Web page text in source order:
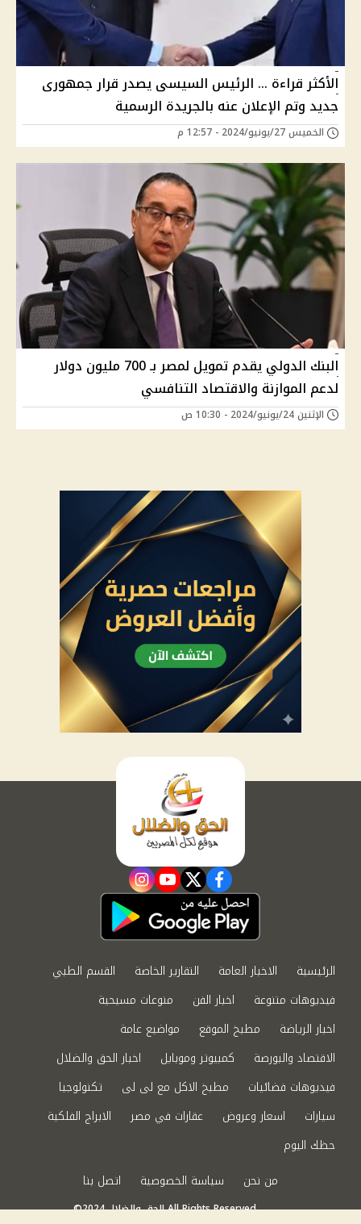
الأكثر قراءة ... الرئيس السيسى يصدر قرار جمهورى
جديد وتم الإعلان عنه بالجريدة الرسمية
الخميس 27/يونيو/2024 - 12:57 م
البنك الدولي يقدم تمويل لمصر بـ 700 مليون دولار
لدعم الموازنة والاقتصاد التنافسي
الإثنين 24/يونيو/2024 - 10:30 ص
facebook
twitter
youtube
instagram
الرئيسية الاخبار العامة التقارير الخاصة
القسم الطبي
فيديوهات متنوعة
اخبار الفن
منوعات مسيحية
اخبار الرياضة
مطبخ الموقع
مواضيع عامة
الاقتصاد والبورصة
كمبيوتر وموبايل
اخبار الحق والضلال
فيديوهات فضائيات
مطبخ الاكل مع لى لى
تكنولوجيا
سيارات
اسعار وعروض عقارات في مصر
الابراج الفلكية
حظك اليوم
من نحن
سياسة الخصوصية اتصل بنا
©2024 الحق والضلال All Rights Reserved.